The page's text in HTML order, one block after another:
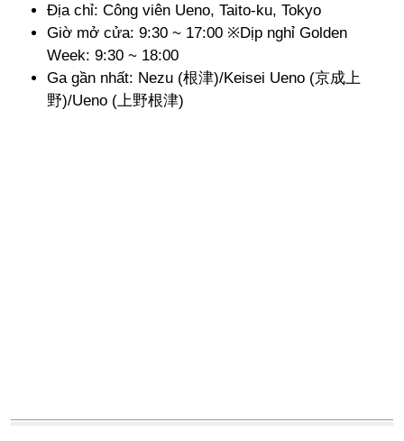
Địa chỉ: Công viên Ueno, Taito-ku, Tokyo
Giờ mở cửa: 9:30 ~ 17:00 ※Dịp nghỉ Golden
Week: 9:30 ~ 18:00
Ga gần nhất: Nezu (根津)/Keisei Ueno (京成上
野)/Ueno (上野根津)